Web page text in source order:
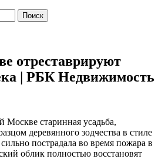
отреставрируют
| РБК Недвижимость
Москве старинная усадьба,
деревянного зодчества в стиле
пострадала во время пожара в
облик полностью восстановят